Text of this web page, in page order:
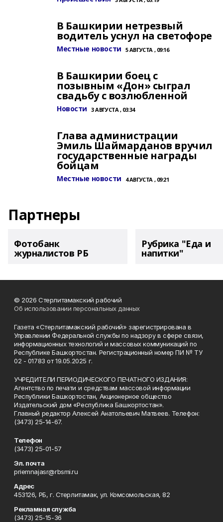
В Башкирии нетрезвый
водитель уснул на светофоре
Местные новости 5 АВГУСТА , 09:16
В Башкирии боец с
позывным «Дон» сыграл
свадьбу с возлюбленной
Новости 3 АВГУСТА , 03:34
Глава администрации
Эмиль Шаймарданов вручил
государственные награды
бойцам
Местные новости 4 АВГУСТА , 09:21
Партнеры
Фотобанк
журналистов РБ
Рубрика "Еда и
напитки"
© 2026 Стерлитамакский рабочий
Об использовании персональных данных
Газета «Стерлитамакский рабочий» зарегистрирована в
Управлении Федеральной службы по надзору в сфере связи,
информационных технологий и массовых коммуникаций по
Республике Башкортостан. Регистрационный номер ПИ № ТУ
02 - 01783 от 19.05.2025 г.
УЧРЕДИТЕЛИ ПЕРИОДИЧЕСКОГО ПЕЧАТНОГО ИЗДАНИЯ:
Агентство по печати и средствам массовой информации
Республики Башкортостан, Акционерное общество
Издательский дом «Республика Башкортостан».
Главный редактор Алексей Анатольевич Матвеев. Телефон:
(3473) 25-14-67.
Телефон
(3473) 25-01-57
Эл. почта
priemnajasr@rbsmi.ru
Адрес
453126, РБ, г. Стерлитамак, ул. Комсомольская, 82
Рекламная служба
(3473) 25-15-36